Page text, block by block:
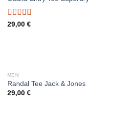
Rated
29,00 €
MEN
Randal Tee Jack & Jones
29,00 €